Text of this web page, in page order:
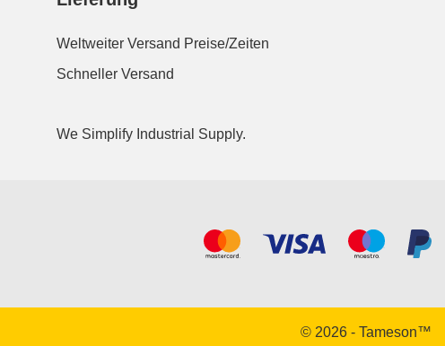
Weltweiter Versand Preise/Zeiten
Schneller Versand
We Simplify Industrial Supply.
© 2026 - Tameson™